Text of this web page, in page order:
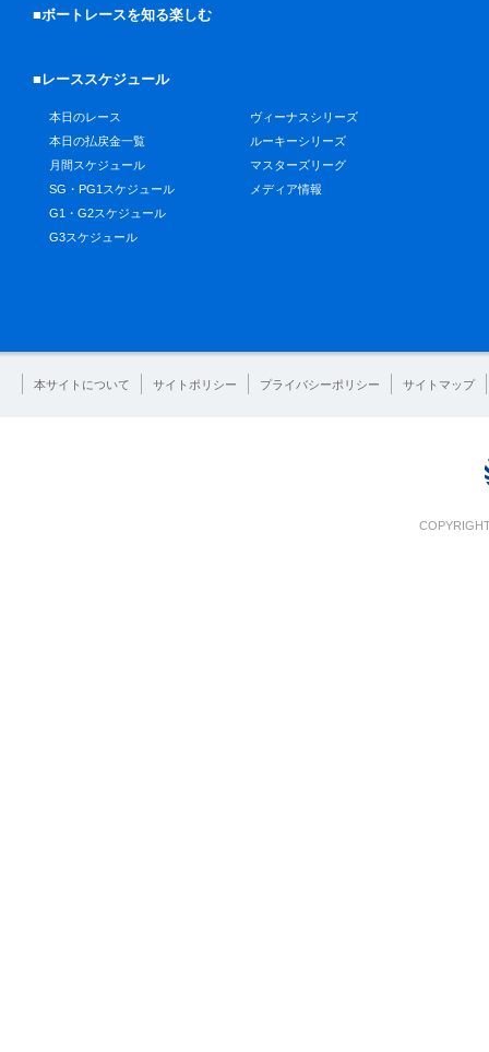
■ボートレースを知る楽しむ
■レーススケジュール
本日のレース
本日の払戻金一覧
月間スケジュール
SG・PG1スケジュール
G1・G2スケジュール
G3スケジュール
ヴィーナスシリーズ
ルーキーシリーズ
マスターズリーグ
メディア情報
本サイトについて サイトポリシー プライバシーポリシー サイトマップ